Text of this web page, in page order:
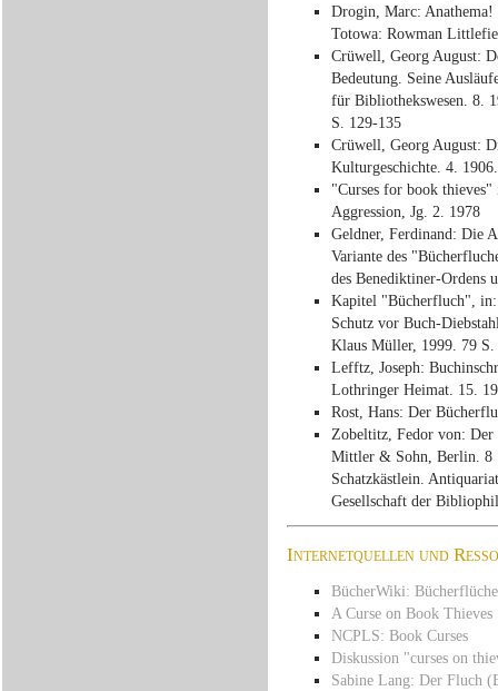
Drogin, Marc: Anathema!
Totowa: Rowman
Crüwell, Georg August:
Bedeutung. Seine
für Bibliothekswesen. 8.
S. 129-135
Crüwell, Georg August:
Kulturgeschichte. 4.
"Curses for book
Aggression, Jg. 2. 1978
Geldner, Ferdinand: Die
Variante des
des Benediktiner-Ordens
Kapitel "Bücherfluch", in:
Schutz vor Buch-
Klaus Müller, 1999. 79
Lefftz, Joseph:
Lothringer Heimat. 15.
Rost, Hans: Der
Zobeltitz, Fedor von:
Mittler & Sohn, Berlin. 8
Schatzkästlein.
Gesellschaft der
Internetquellen und
BücherWiki: Bücherflüche
A Curse on Book Thieves
NCPLS: Book Curses
Diskussion "curses on
Sabine Lang: Der Fluch